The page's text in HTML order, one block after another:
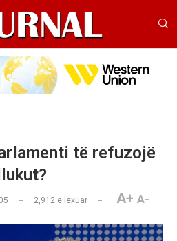
të refuzojë
2,912 e lexuar A+ A-